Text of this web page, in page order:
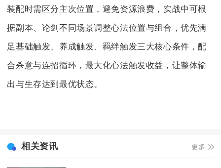
装配时需区分主次位置，避免资源浪费，实战中可根
据副本、论剑不同场景调整心法位置与组合，优先满
足基础触发、养成触发、羁绊触发三大核心条件，配
合杀意与连招循环，最大化心法触发收益，让整体输
出与生存达到最优状态。
相关资讯 更多